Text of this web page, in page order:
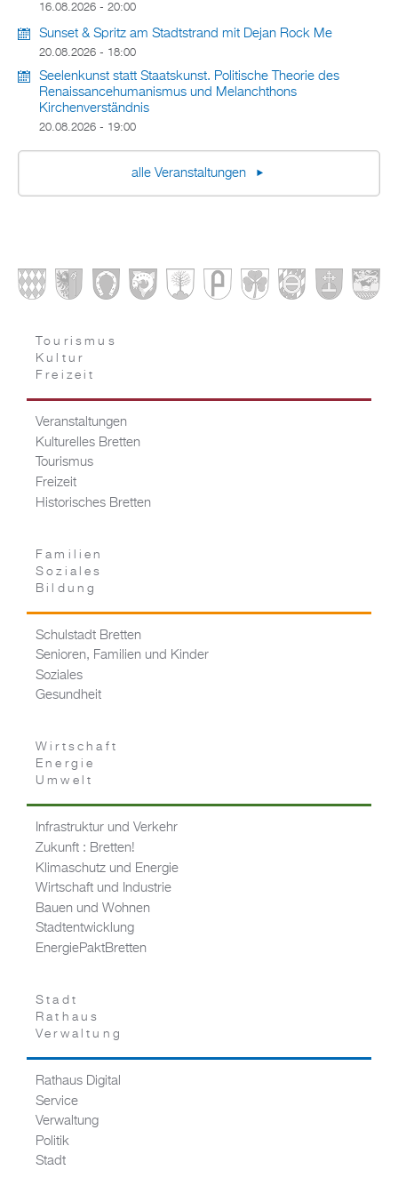
16.08.2026 - 20:00
Sunset & Spritz am Stadtstrand mit Dejan Rock Me
20.08.2026 - 18:00
Seelenkunst statt Staatskunst. Politische Theorie des
Renaissancehumanismus und Melanchthons
Kirchenverständnis
20.08.2026 - 19:00
alle Veranstaltungen
Tourismus
Kultur
Freizeit
Veranstaltungen
Kulturelles Bretten
Tourismus
Freizeit
Historisches Bretten
Familien
Soziales
Bildung
Schulstadt Bretten
Senioren, Familien und Kinder
Soziales
Gesundheit
Wirtschaft
Energie
Umwelt
Infrastruktur und Verkehr
Zukunft : Bretten!
Klimaschutz und Energie
Wirtschaft und Industrie
Bauen und Wohnen
Stadtentwicklung
EnergiePaktBretten
Stadt
Rathaus
Verwaltung
Rathaus Digital
Service
Verwaltung
Politik
Stadt